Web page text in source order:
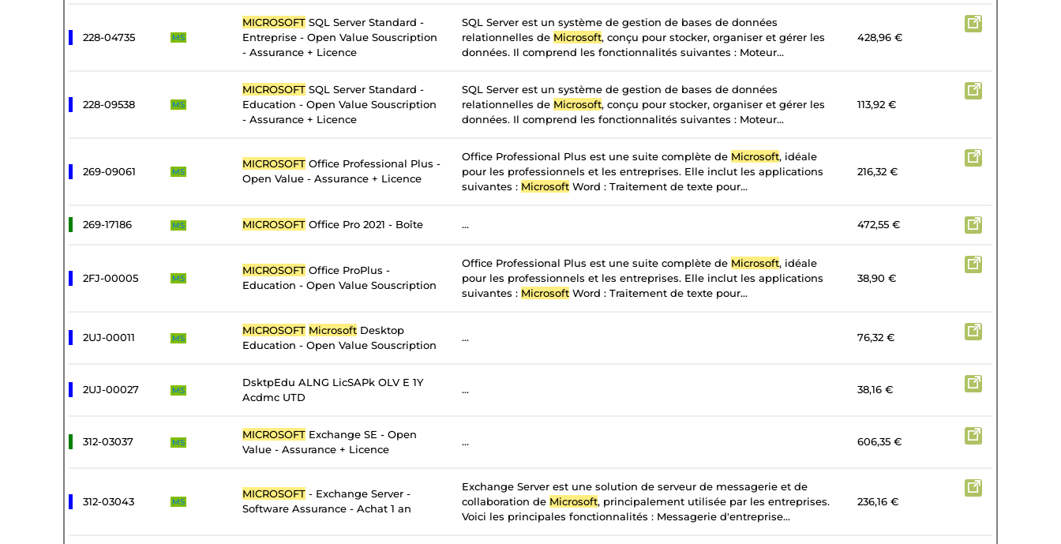
228-04735 MS
MICROSOFT SQL Server Standard -
Entreprise - Open Value Souscription
- Assurance + Licence
SQL Server est un système de gestion de bases de données
relationnelles de Microsoft, conçu pour stocker, organiser et gérer les
données. Il comprend les fonctionnalités suivantes : Moteur...
428,96 €
228-09538 MS
MICROSOFT SQL Server Standard -
Education - Open Value Souscription
- Assurance + Licence
SQL Server est un système de gestion de bases de données
relationnelles de Microsoft, conçu pour stocker, organiser et gérer les
données. Il comprend les fonctionnalités suivantes : Moteur...
113,92 €
269-09061 MS
MICROSOFT Office Professional Plus -
Open Value - Assurance + Licence
Office Professional Plus est une suite complète de Microsoft, idéale
pour les professionnels et les entreprises. Elle inclut les applications
suivantes : Microsoft Word : Traitement de texte pour...
216,32 €
269-17186 MS MICROSOFT Office Pro 2021 - Boîte ... 472,55 €
2FJ-00005 MS
MICROSOFT Office ProPlus -
Education - Open Value Souscription
Office Professional Plus est une suite complète de Microsoft, idéale
pour les professionnels et les entreprises. Elle inclut les applications
suivantes : Microsoft Word : Traitement de texte pour...
38,90 €
2UJ-00011 MS
MICROSOFT Microsoft Desktop
Education - Open Value Souscription
... 76,32 €
2UJ-00027 MS
DsktpEdu ALNG LicSAPk OLV E 1Y
Acdmc UTD
... 38,16 €
312-03037 MS
MICROSOFT Exchange SE - Open
Value - Assurance + Licence
... 606,35 €
312-03043 MS
MICROSOFT - Exchange Server -
Software Assurance - Achat 1 an
Exchange Server est une solution de serveur de messagerie et de
collaboration de Microsoft, principalement utilisée par les entreprises.
Voici les principales fonctionnalités : Messagerie d'entreprise...
236,16 €